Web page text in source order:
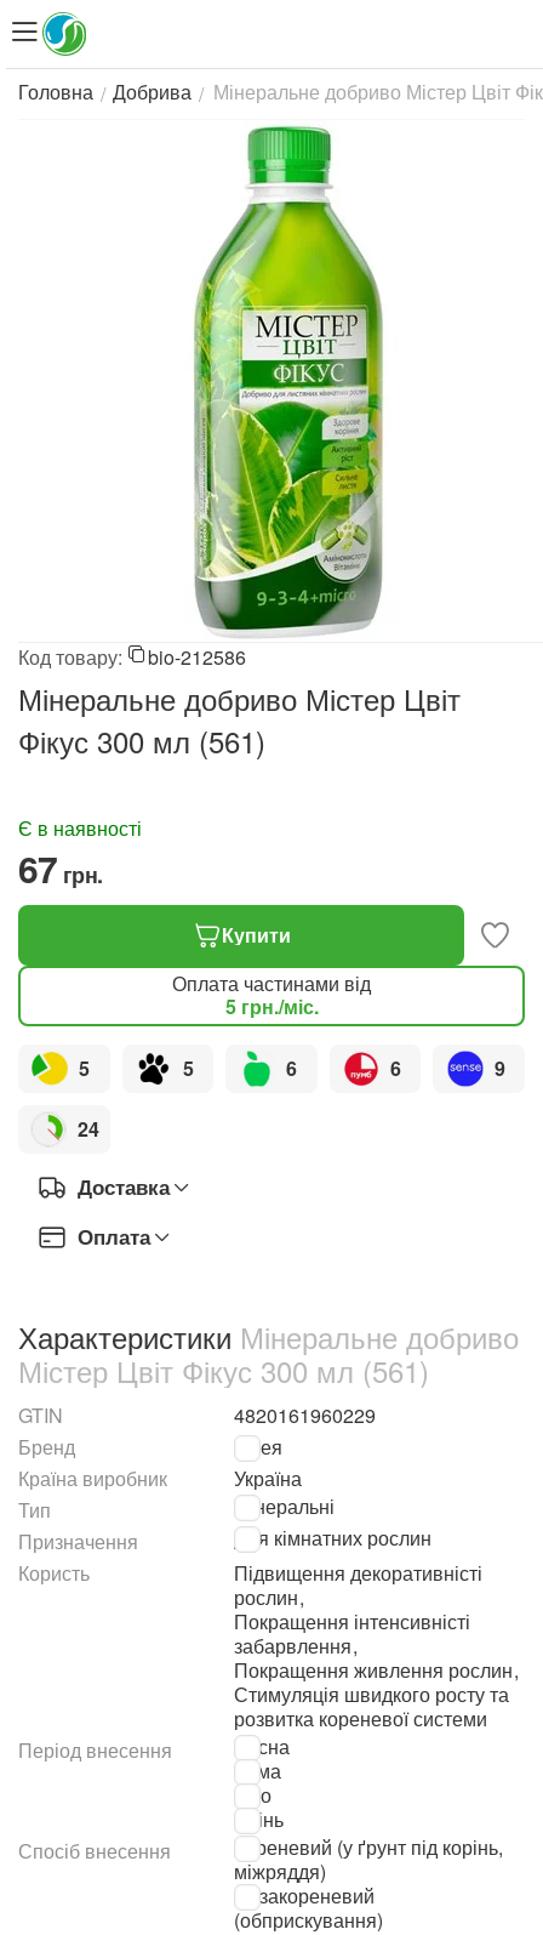
Головна / Добрива / Мінеральне добриво Містер Цвіт
Код товару: bio-212586
Мінеральне добриво Містер Цвіт
Фікус 300 мл (561)
‍67‍ грн.
Є в наявності
Купити
Оплата частинами від
5 грн./міс.
5 5 6 6 9
24
Доставка
Оплата
Характеристики Мінеральне добриво
Містер Цвіт Фікус 300 мл (561)
GTIN
4820161960229
Бренд
Гілея
Країна виробник
Україна
Тип
Мінеральні
Призначення
Для кімнатних рослин
Користь
Підвищення декоративністі
рослин,
Покращення інтенсивністі
забарвлення,
Покращення живлення рослин,
Стимуляція швидкого росту та
розвитка кореневої системи
Період внесення
Весна
Зима
Літо
Осінь
Спосіб внесення
Кореневий (у ґрунт під корінь,
міжряддя)
Позакореневий
(обприскування)